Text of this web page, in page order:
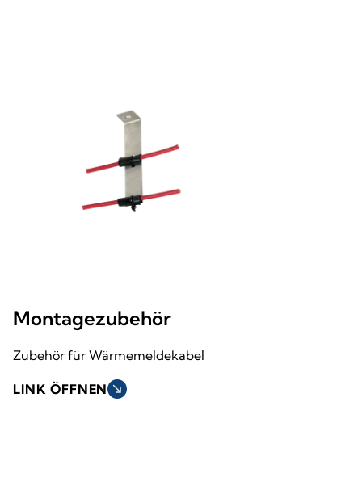
Montagezubehör
Zubehör für Wärmemeldekabel
LINK ÖFFNEN south_east